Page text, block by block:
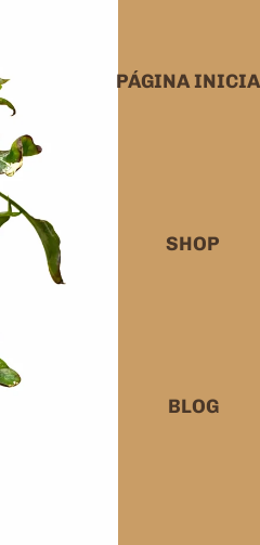
PÁGINA
SHOP
BLOG